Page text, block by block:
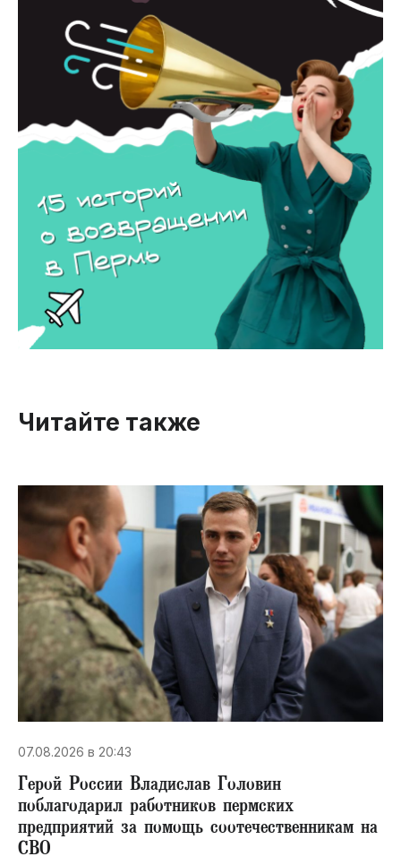
Читайте также
07.08.2026 в 20:43
Герой России Владислав Головин
поблагодарил работников пермских
предприятий за помощь соотечественникам на
СВО